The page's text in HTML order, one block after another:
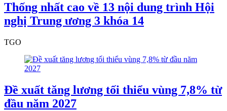
Thống nhất cao về 13 nội dung trình Hội
nghị Trung ương 3 khóa 14
TGO
Đề xuất tăng lương tối thiểu vùng 7,8% từ
đầu năm 2027